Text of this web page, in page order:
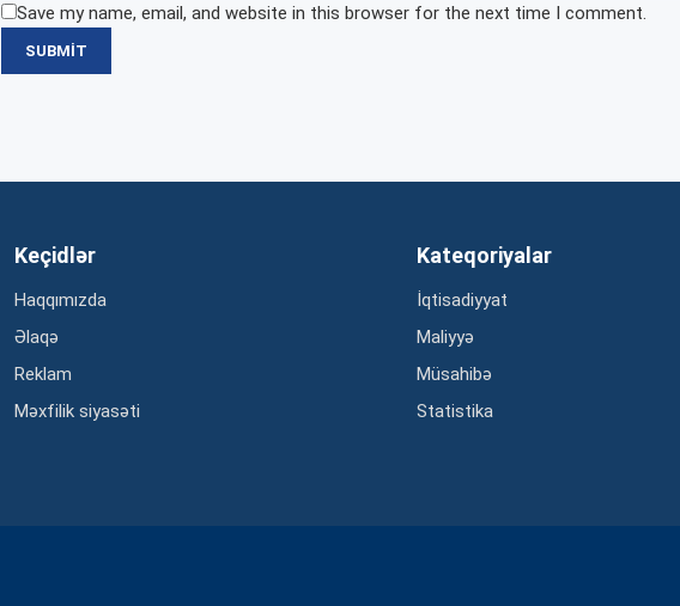
Save my name, email, and website in this browser for the next time I comment.
Keçidlər
Haqqımızda
Əlaqə
Reklam
Məxfilik siyasəti
Kateqoriyalar
İqtisadiyyat
Maliyyə
Müsahibə
Statistika